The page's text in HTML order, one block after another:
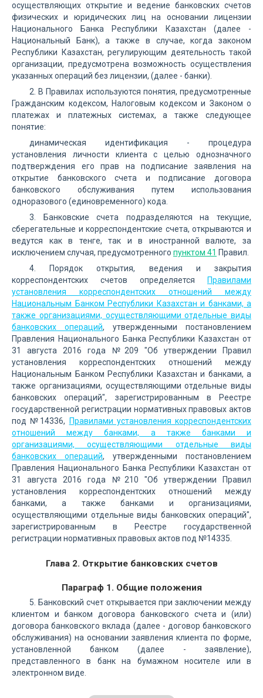
осуществляющих открытие и ведение банковских счетов
физических и юридических лиц на основании лицензии
Национального Банка Республики Казахстан (далее -
Национальный Банк), а также в случае, когда законом
Республики Казахстан, регулирующим деятельность такой
организации, предусмотрена возможность осуществления
указанных операций без лицензии, (далее - банки).
2. В Правилах используются понятия, предусмотренные
Гражданским кодексом, Налоговым кодексом и Законом о
платежах и платежных системах, а также следующее
понятие:
динамическая идентификация - процедура
установления личности клиента с целью однозначного
подтверждения его прав на подписание заявления на
открытие банковского счета и подписание договора
банковского обслуживания путем использования
одноразового (единовременного) кода.
3. Банковские счета подразделяются на текущие,
сберегательные и корреспондентские счета, открываются и
ведутся как в тенге, так и в иностранной валюте, за
исключением случая, предусмотренного пунктом 41 Правил.
4. Порядок открытия, ведения и закрытия
корреспондентских счетов определяется
Правилами
установления корреспондентских отношений между
Национальным Банком Республики Казахстан и банками, а
также организациями, осуществляющими отдельные виды
банковских операций, утвержденными постановлением
Правления Национального Банка Республики Казахстан от
31 августа 2016 года №209 "Об утверждении Правил
установления корреспондентских отношений между
Национальным Банком Республики Казахстан и банками, а
также организациями, осуществляющими отдельные виды
банковских операций", зарегистрированным в Реестре
государственной регистрации нормативных правовых актов
под №14336,
Правилами установления корреспондентских
отношений между банками, а также банками и
организациями, осуществляющими отдельные виды
банковских операций, утвержденными постановлением
Правления Национального Банка Республики Казахстан от
31 августа 2016 года №210 "Об утверждении Правил
установления корреспондентских отношений между
банками, а также банками и организациями,
осуществляющими отдельные виды банковских операций",
зарегистрированным в Реестре государственной
регистрации нормативных правовых актов под №14335.
Глава 2. Открытие банковских счетов
Параграф 1. Общие положения
5. Банковский счет открывается при заключении между
клиентом и банком договора банковского счета и (или)
договора банковского вклада (далее - договор банковского
обслуживания) на основании заявления клиента по форме,
установленной банком (далее - заявление),
представленного в банк на бумажном носителе или в
электронном виде.